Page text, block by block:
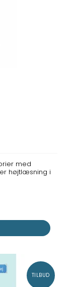
med
højtlæsning i
TILBUD